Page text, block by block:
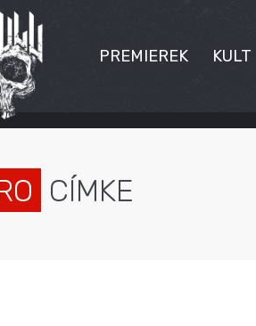
PREMIEREK KULT
CÍMKE